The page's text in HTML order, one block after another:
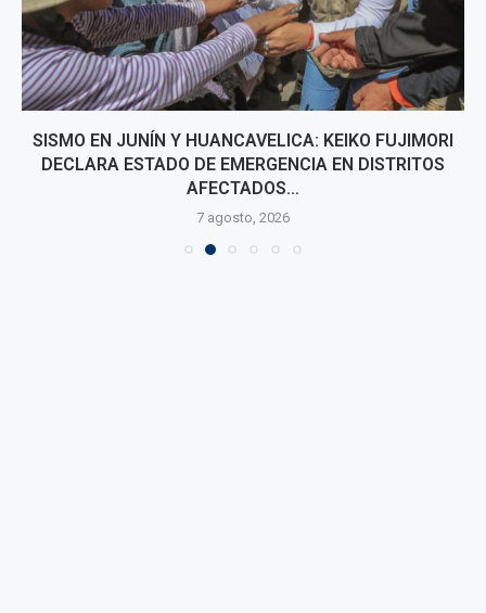
SISMO EN JUNÍN Y HUANCAVELICA: KEIKO FUJIMORI
DECLARA ESTADO DE EMERGENCIA EN DISTRITOS
AFECTADOS...
7 agosto, 2026